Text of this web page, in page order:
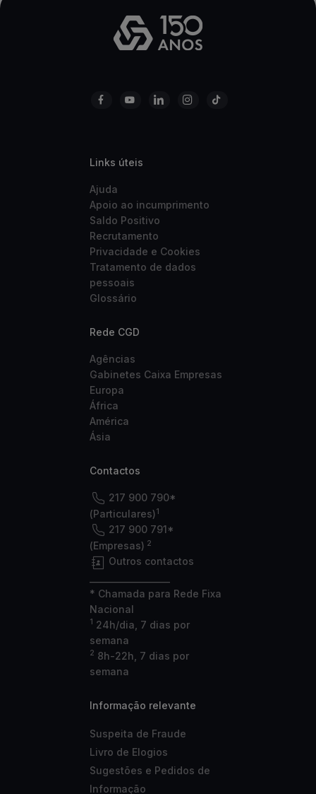
Links úteis
Ajuda
Apoio ao incumprimento
Saldo Positivo
Recrutamento
Privacidade e Cookies
Tratamento de dados
pessoais
Glossário
Rede CGD
Agências
Gabinetes Caixa Empresas
Europa
África
América
Ásia
Contactos
217 900 790*
(Particulares)1
217 900 791*
(Empresas) 2
Outros contactos
* Chamada para Rede Fixa
Nacional
1 24h/dia, 7 dias por
semana
2 8h-22h, 7 dias por
semana
Informação relevante
Suspeita de Fraude
Livro de Elogios
Sugestões e Pedidos de
Informação